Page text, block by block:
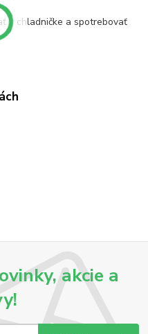
v chladničke a spotrebovať
akcie a